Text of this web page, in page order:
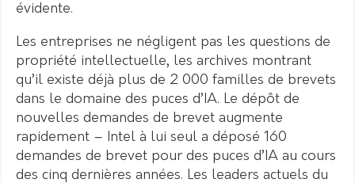
évidente.
Les entreprises ne négligent pas les questions de
propriété intellectuelle, les archives montrant
qu’il existe déjà plus de 2 000 familles de brevets
dans le domaine des puces d’IA. Le dépôt de
nouvelles demandes de brevet augmente
rapidement – Intel à lui seul a déposé 160
demandes de brevet pour des puces d’IA au cours
des cinq dernières années. Les leaders actuels du